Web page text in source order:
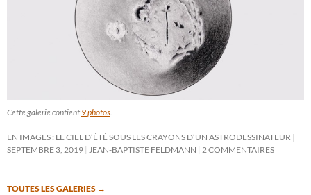
Cette galerie contient 9 photos.
EN IMAGES : LE CIEL D’ÉTÉ SOUS LES CRAYONS D’UN ASTRODESSINATEUR
SEPTEMBRE 3, 2019 JEAN-BAPTISTE FELDMANN 2 COMMENTAIRES
TOUTES LES GALERIES →